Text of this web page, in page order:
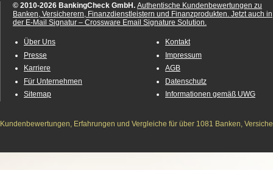
© 2010-2026 BankingCheck GmbH. Authentische Kundenbewertungen zu
Banken, Versicherern, Finanzdienstleistern und Finanzprodukten. Jetzt auch in
der E-Mail Signatur – Crossware Email Signature Solution.
Über Uns
Presse
Karriere
Für Unternehmen
Sitemap
Kontakt
Impressum
AGB
Datenschutz
Informationen gemäß UWG
Kundenbewertungen, Erfahrungen und Vergleiche für über 1081 Banken,